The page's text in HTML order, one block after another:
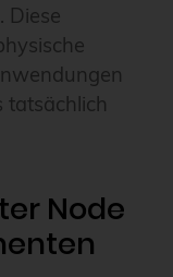
Diese
tatsächlich
Node